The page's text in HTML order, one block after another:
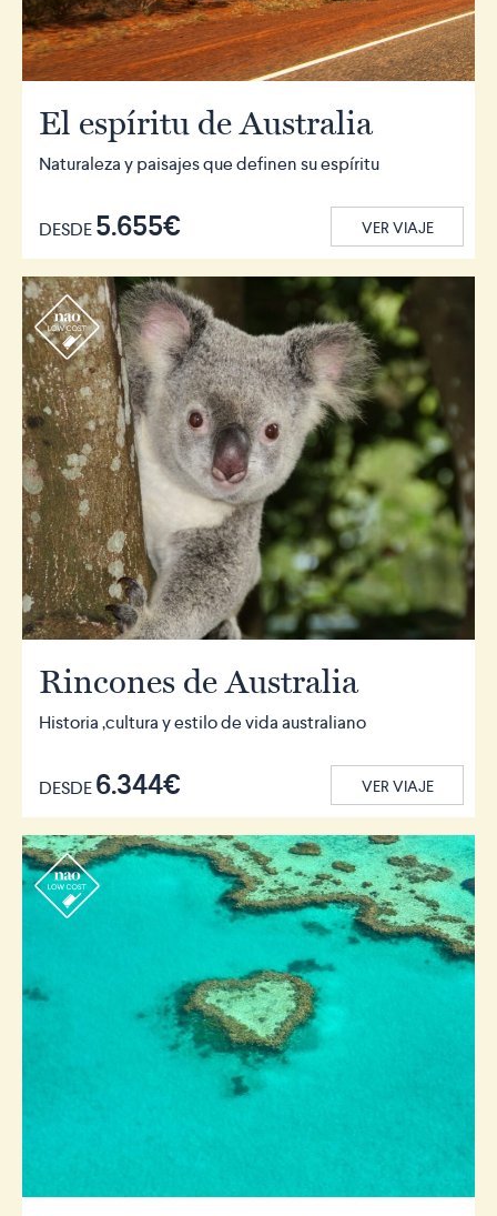
El espíritu de Australia
Naturaleza y paisajes que definen su espíritu
DESDE5.655€ VER VIAJE
r
Rincones de Australia
Historia ,cultura y estilo de vida australiano
DESDE6.344€ VER VIAJE
r